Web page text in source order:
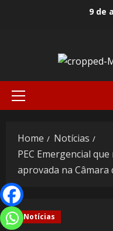
9 de
Home
Notícias
PEC Emergencial
aprovada na
Notícias